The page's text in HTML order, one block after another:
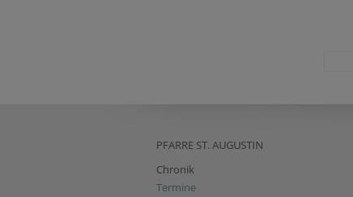
PFARRE ST. AUGUSTIN
Chronik
Termine